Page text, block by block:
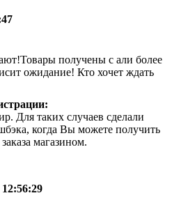
получены с али более
ожидание! Кто хочет ждать
Для таких случаев сделали
когда Вы можете получить
магазином.
12:56:29